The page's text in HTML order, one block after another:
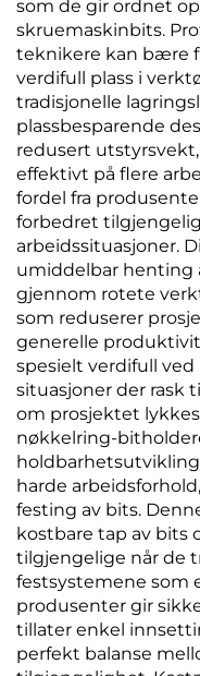
som de gir ordnet
skruemaskinbits.
teknikere kan bære
verdifull plass i
tradisjonelle
plassbesparende
redusert
effektivt på flere
fordel fra
forbedret
arbeidssituasjoner.
umiddelbar henting
gjennom rotete
som reduserer
generelle
spesielt verdifull
situasjoner der rask
om prosjektet
nøkkelring-
harde
festing av bits.
kostbare tap av bits
tilgjengelige når de
festsystemene som
produsenter gir
tillater enkel
perfekt balanse